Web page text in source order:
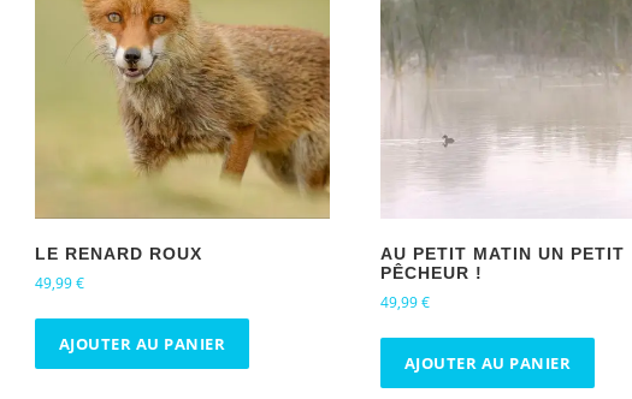
LE RENARD ROUX
49,99€
AJOUTER AU PANIER
AU PETIT MATIN UN PETIT
PÊCHEUR !
49,99€
AJOUTER AU PANIER